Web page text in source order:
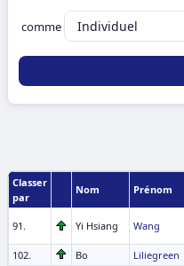
comme
Classer
par
Nom Prénom
91. Yi Hsiang Wang
102.
Bo Liliegreen